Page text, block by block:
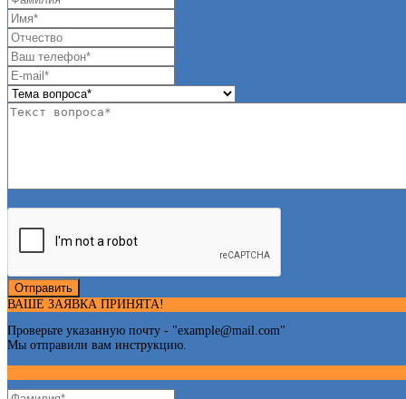
Отправить
ВАШЕ ЗАЯВКА ПРИНЯТА!
Проверьте указанную почту - "example@mail.com"
Мы отправили вам инструкцию.